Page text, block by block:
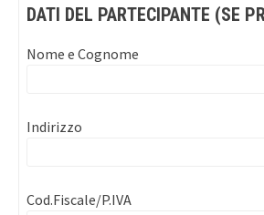
DATI DEL PARTECIPANTE (SE
Nome e Cognome
Indirizzo
Cod.Fiscale/P.IVA